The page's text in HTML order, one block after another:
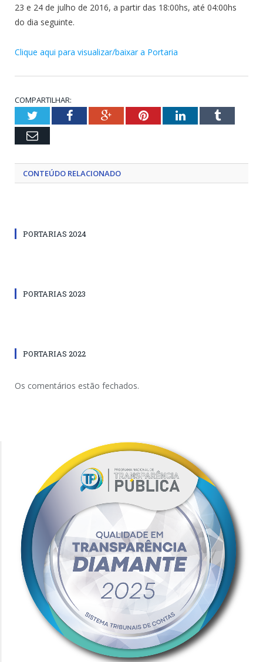
23 e 24 de julho de 2016, a partir das 18:00hs, até 04:00hs
do dia seguinte.
Clique aqui para visualizar/baixar a Portaria
COMPARTILHAR:
TwitterFacebookGoogle+PinterestLinkedInTumblr
Email
CONTEÚDO RELACIONADO
PORTARIAS 2024
PORTARIAS 2023
PORTARIAS 2022
Os comentários estão fechados.